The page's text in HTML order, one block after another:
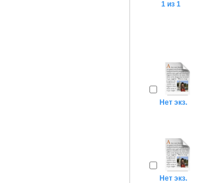
1 из 1
Нет экз.
Нет экз.